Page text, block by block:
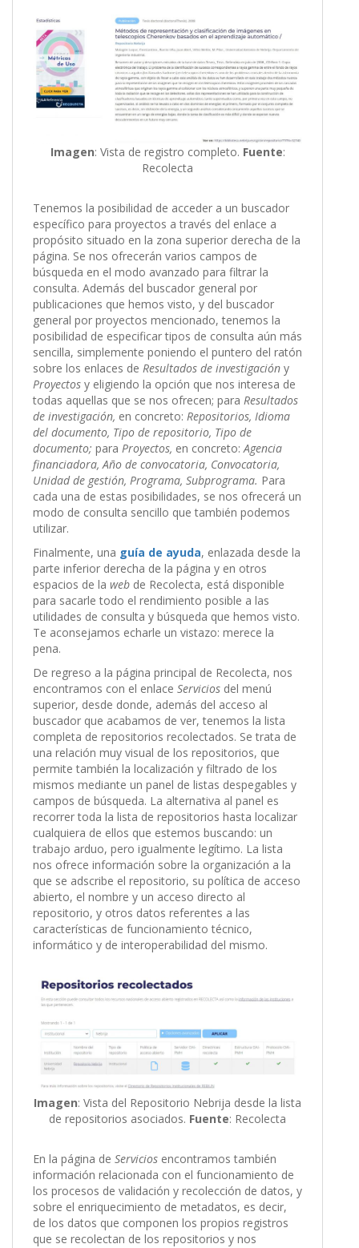
Imagen: Vista de registro completo. Fuente:
Recolecta
Tenemos la posibilidad de acceder a un buscador
específico para proyectos a través del enlace a
propósito situado en la zona superior derecha de la
página. Se nos ofrecerán varios campos de
búsqueda en el modo avanzado para filtrar la
consulta. Además del buscador general por
publicaciones que hemos visto, y del buscador
general por proyectos mencionado, tenemos la
posibilidad de especificar tipos de consulta aún más
sencilla, simplemente poniendo el puntero del ratón
sobre los enlaces de Resultados de investigación y
Proyectos y eligiendo la opción que nos interesa de
todas aquellas que se nos ofrecen; para Resultados
de investigación, en concreto: Repositorios, Idioma
del documento, Tipo de repositorio, Tipo de
documento; para Proyectos, en concreto:Agencia
financiadora, Año de convocatoria, Convocatoria,
Unidad de gestión, Programa, Subprograma. Para
cada una de estas posibilidades, se nos ofrecerá un
modo de consulta sencillo que también podemos
utilizar.
Finalmente, una guía de ayuda, enlazada desde la
parte inferior derecha de la página y en otros
espacios de la web de Recolecta, está disponible
para sacarle todo el rendimiento posible a las
utilidades de consulta y búsqueda que hemos visto.
Te aconsejamos echarle un vistazo: merece la
pena.
De regreso a la página principal de Recolecta, nos
encontramos con el enlace Servicios del menú
superior, desde donde, además del acceso al
buscador que acabamos de ver, tenemos la lista
completa de repositorios recolectados. Se trata de
una relación muy visual de los repositorios, que
permite también la localización y filtrado de los
mismos mediante un panel de listas despegables y
campos de búsqueda. La alternativa al panel es
recorrer toda la lista de repositorios hasta localizar
cualquiera de ellos que estemos buscando: un
trabajo arduo, pero igualmente legítimo. La lista
nos ofrece información sobre la organización a la
que se adscribe el repositorio, su política de acceso
abierto, el nombre y un acceso directo al
repositorio, y otros datos referentes a las
características de funcionamiento técnico,
informático y de interoperabilidad del mismo.
Imagen: Vista del Repositorio Nebrija desde la lista
de repositorios asociados. Fuente: Recolecta
En la página de Servicios encontramos también
información relacionada con el funcionamiento de
los procesos de validación y recolección de datos, y
sobre el enriquecimiento de metadatos, es decir,
de los datos que componen los propios registros
que se recolectan de los repositorios y nos